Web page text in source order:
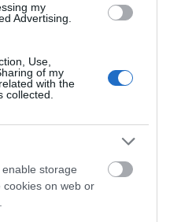
my
Advertising.
Use,
of my
with the
collected.
storage
cookies on web or
πάει